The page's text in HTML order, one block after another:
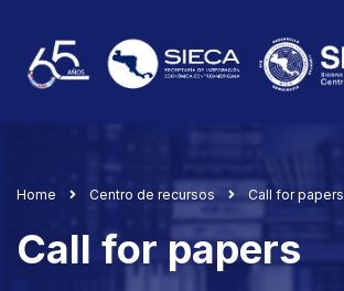
Home Centro de recursos Call for papers
Call for papers